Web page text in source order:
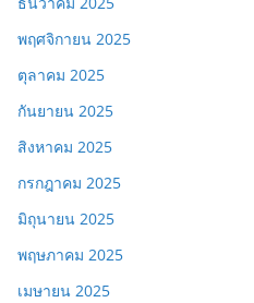
พฤศจิกายน 2025
ตุลาคม 2025
กันยายน 2025
สิงหาคม 2025
กรกฎาคม 2025
มิถุนายน 2025
พฤษภาคม 2025
เมษายน 2025